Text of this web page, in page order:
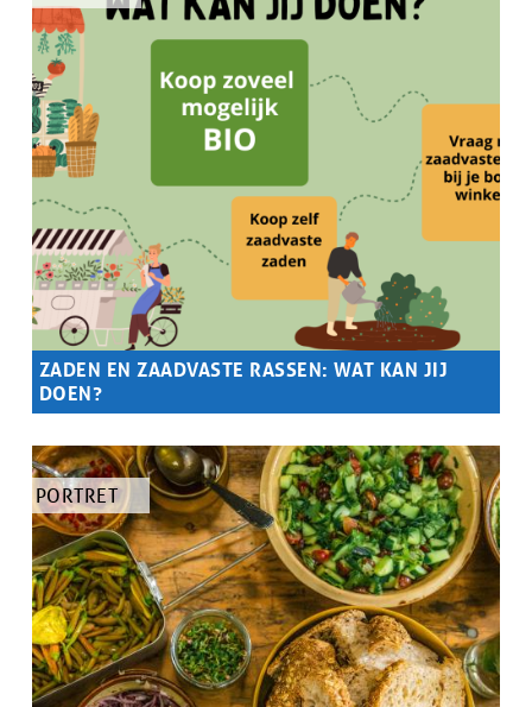
ARTIKEL
ZADEN EN ZAADVASTE RASSEN: WAT KAN JIJ
DOEN?
Maar vooral: wat kan jij doen?
TYPE
ARTIKEL
PORTRET